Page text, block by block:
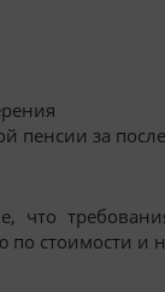
пенсии за
что
по стоимости